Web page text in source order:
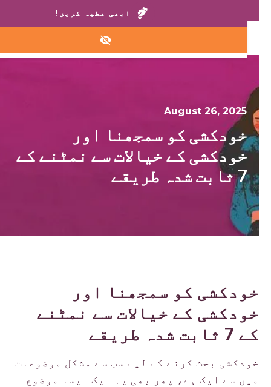
ہمارے گھروں یا ہیلپ لائن پر کال کریں: +1 888 711 6472ابھی عطیہ کریں!
August 26, 2025
خودکشی کو سمجھنا اور
خودکشی کے خیالات سے نمٹنے کے
7 ثابت شدہ طریقے
خودکشی کو سمجھنا اور
خودکشی کے خیالات سے نمٹنے
کے 7 ثابت شدہ طریقے
خودکشی بحث کرنے کے لیے سب سے مشکل موضوعات
میں سے ایک ہے، پھر بھی یہ ایک ایسا موضوع